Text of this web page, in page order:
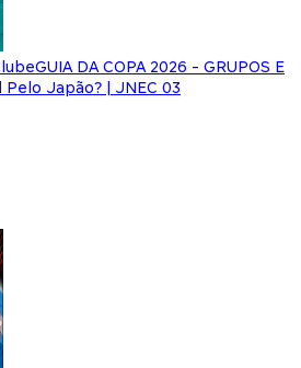
GUIA DA COPA 2026 - GRUPOS E
Japão? | JNEC 03